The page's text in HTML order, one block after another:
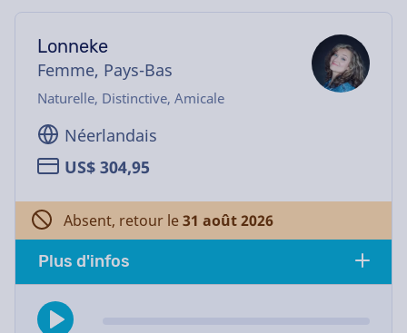
Lonneke
Femme, Pays-Bas
Naturelle, Distinctive, Amicale
Néerlandais
US$ 304,95
Absent, retour le31 août 2026
Plus d'infos